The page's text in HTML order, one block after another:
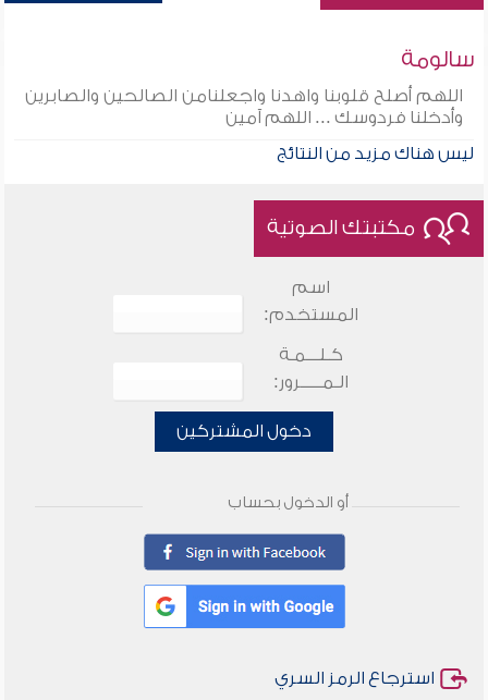
سالومة
اللهم أصلح قلوبنا واهدنا واجعلنامن الصالحين والصابرين
وأدخلنا فردوسك ... اللهم آمين
ليس هناك مزيد من النتائج
مكتبتك الصوتية
اسم
المستخدم:
كـلـــمـة
الـمـــــرور:
دخول المشتركين
أو الدخول بحساب
استرجاع الرمز السري